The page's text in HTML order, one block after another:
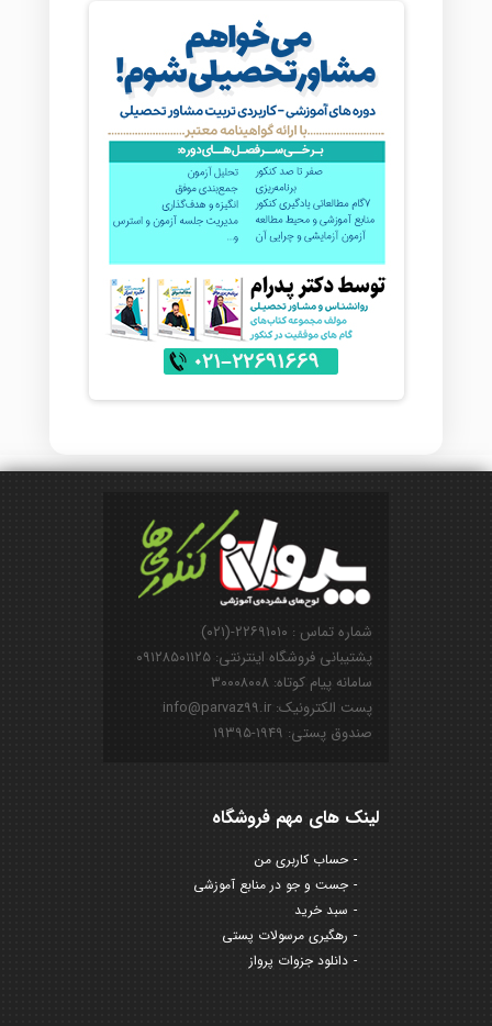
شماره تماس : ۲۲۶۹۱۰۱۰-(۰۲۱)
پشتیبانی فروشگاه اینترنتی: ۰۹۱۲۸۵۰۱۱۲۵
سامانه پیام کوتاه: ۳۰۰۰۸۰۰۸
پست الکترونیک: info@parvaz99.ir
صندوق پستی: ۱۹۴۹-۱۹۳۹۵
لینک های مهم فروشگاه
حساب کاربری من
جست و جو در منابع آموزشی
سبد خرید
رهگیری مرسولات پستی
دانلود جزوات پرواز